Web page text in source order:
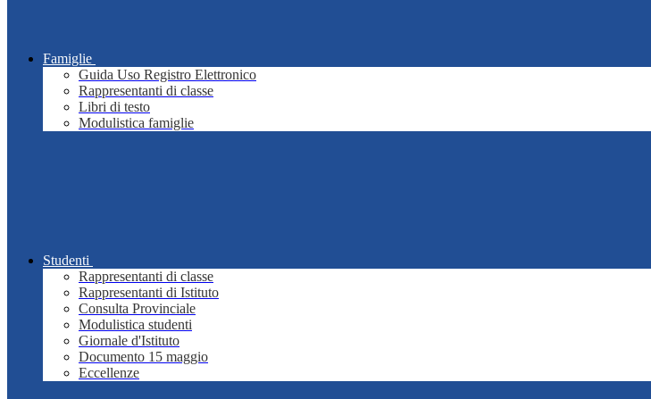
Famiglie
Guida Uso Registro Elettronico
Rappresentanti di classe
Libri di testo
Modulistica famiglie
Studenti
Rappresentanti di classe
Rappresentanti di Istituto
Consulta Provinciale
Modulistica studenti
Giornale d'Istituto
Documento 15 maggio
Eccellenze